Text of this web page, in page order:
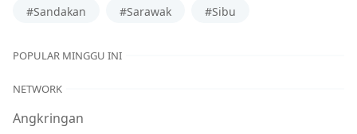
#Sandakan #Sarawak #Sibu
POPULAR MINGGU INI
NETWORK
Angkringan